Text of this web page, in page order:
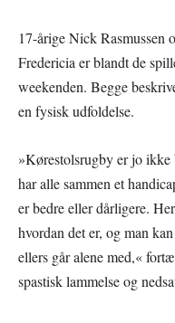
17-årige Nick Rasmussen
Fredericia er blandt de
weekenden. Begge
en fysisk udfoldelse.
»Kørestolsrugby er jo
har alle sammen et
er bedre eller dårligere.
hvordan det er, og man
ellers går alene med,«
spastisk lammelse og